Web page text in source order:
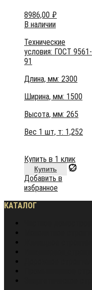
8986,00 ₽
В наличии
Технические
условия: ГОСТ 9561-
91
Длина, мм: 2300
Ширина, мм: 1500
Высота, мм: 265
Вес 1 шт, т: 1,252
Купить в 1 клик
Купить
Добавить в
избранное
КАТАЛОГ